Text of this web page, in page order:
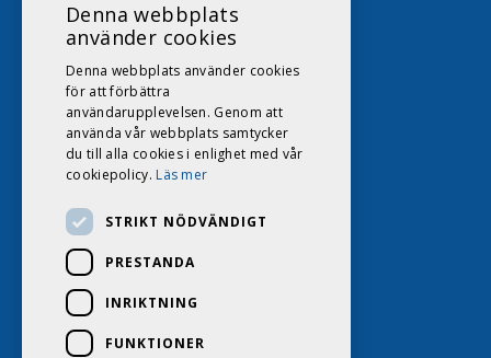
Denna webbplats
använder cookies
Denna webbplats använder cookies
för att förbättra
användarupplevelsen. Genom att
använda vår webbplats samtycker
du till alla cookies i enlighet med vår
cookiepolicy. Läs mer
STRIKT NÖDVÄNDIGT
PRESTANDA
INRIKTNING
FUNKTIONER